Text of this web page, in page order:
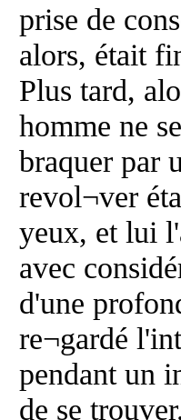
prise de
alors, était
Plus tard,
homme ne
braquer par
revol¬ver
yeux, et lui
avec
d'une
re¬gardé
pendant un
de se